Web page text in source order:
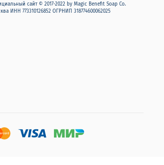
сайт © 2017-2022 by Magic Benefit Soap Co.
ИНН 773310126852 ОГРНИП 318774600062025